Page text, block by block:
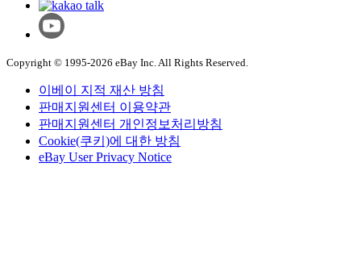
Copyright © 1995-2026 eBay Inc. All Rights Reserved.
이베이 지적 재산 방침
판매지원센터 이용약관
판매지원센터 개인정보처리방침
Cookie(쿠키)에 대한 방침
eBay User Privacy Notice